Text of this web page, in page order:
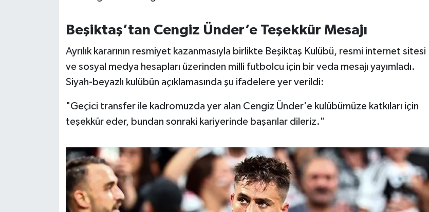
Beşiktaş’tan Cengiz Ünder’e Teşekkür Mesajı
Ayrılık kararının resmiyet kazanmasıyla birlikte Beşiktaş Kulübü, resmi internet sitesi
ve sosyal medya hesapları üzerinden milli futbolcu için bir veda mesajı yayımladı.
Siyah-beyazlı kulübün açıklamasında şu ifadelere yer verildi:
"Geçici transfer ile kadromuzda yer alan Cengiz Ünder'e kulübümüze katkıları için
teşekkür eder, bundan sonraki kariyerinde başarılar dileriz."
Resmi İlanlar
Savaştepe